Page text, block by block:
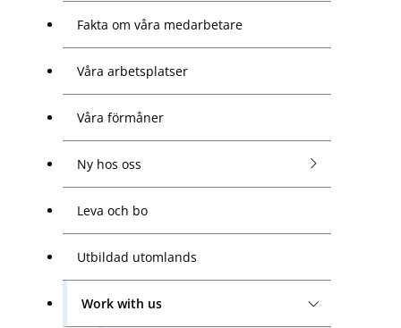
Fakta om våra medarbetare
Våra arbetsplatser
Våra förmåner
Ny hos oss
Leva och bo
Utbildad utomlands
Work with us